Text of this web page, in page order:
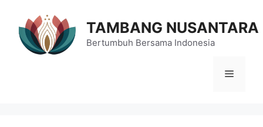
TAMBANG NUSANTARA
Bertumbuh Bersama Indonesia
Menu